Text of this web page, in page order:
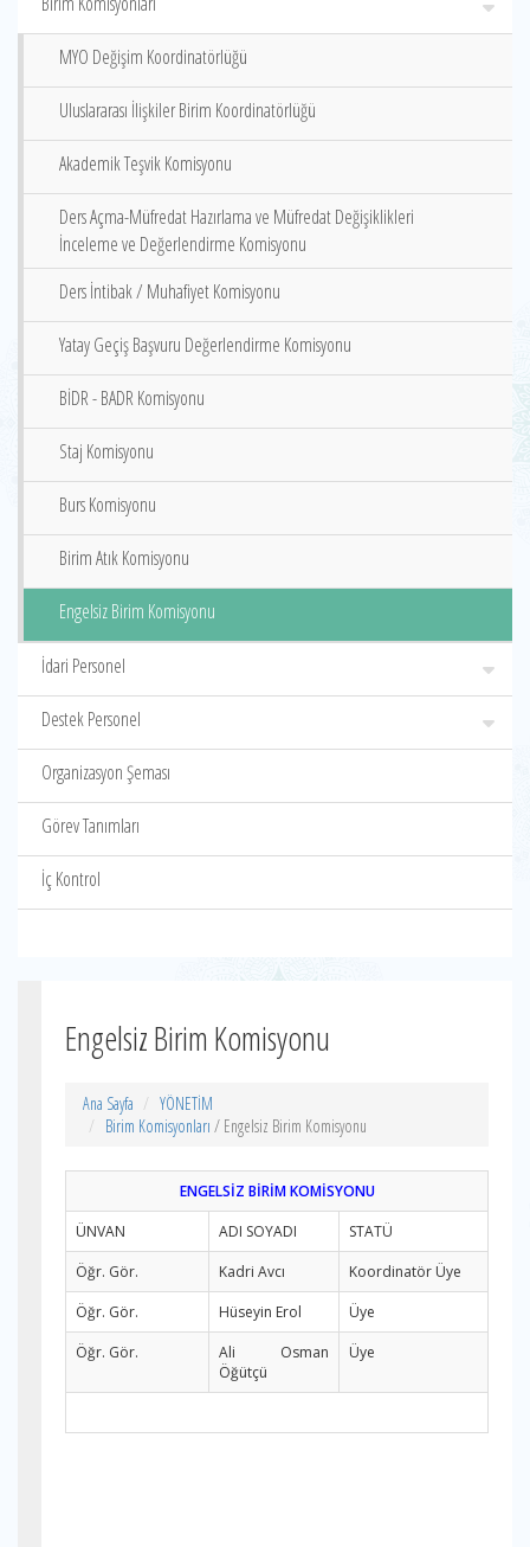
MYO Değişim Koordinatörlüğü
Uluslararası İlişkiler Birim Koordinatörlüğü
Akademik Teşvik Komisyonu
Ders Açma-Müfredat Hazırlama ve Müfredat Değişiklikleri
İnceleme ve Değerlendirme Komisyonu
Ders İntibak / Muhafiyet Komisyonu
Yatay Geçiş Başvuru Değerlendirme Komisyonu
BİDR - BADR Komisyonu
Staj Komisyonu
Burs Komisyonu
Birim Atık Komisyonu
Engelsiz Birim Komisyonu
İdari Personel
Destek Personel
Organizasyon Şeması
Görev Tanımları
İç Kontrol
Engelsiz Birim Komisyonu
Ana Sayfa
YÖNETİM
Birim Komisyonları / Engelsiz Birim Komisyonu
ENGELSİZ BİRİM KOMİSYONU
ÜNVAN
ADI SOYADI
STATÜ
Öğr. Gör.
Kadri Avcı
Koordinatör Üye
Öğr. Gör.
Hüseyin Erol
Üye
Öğr. Gör.
Ali Osman
Öğütçü
Üye